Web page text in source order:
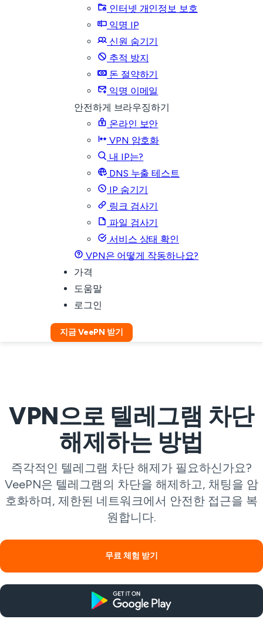
인터넷 개인정보 보호
익명 IP
신원 숨기기
추적 방지
돈 절약하기
익명 이메일
안전하게 브라우징하기
온라인 보안
VPN 암호화
내 IP는?
DNS 누출 테스트
IP 숨기기
링크 검사기
파일 검사기
서비스 상태 확인
VPN은 어떻게 작동하나요?
가격
도움말
로그인
지금 VeePN 받기
VPN으로 텔레그램 차단
해제하는 방법
즉각적인 텔레그램 차단 해제가 필요하신가요?
VeePN은 텔레그램의 차단을 해제하고, 채팅을 암
호화하며, 제한된 네트워크에서 안전한 접근을 복
원합니다.
무료 체험 받기